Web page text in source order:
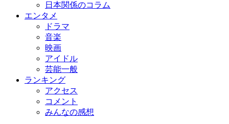
日本関係のコラム
エンタメ
ドラマ
音楽
映画
アイドル
芸能一般
ランキング
アクセス
コメント
みんなの感想